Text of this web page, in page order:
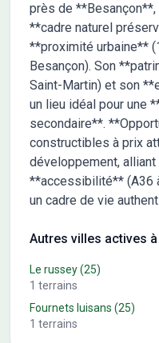
près de
**cadre naturel
**proximité urbaine**
Besançon). Son
Saint-Martin) et son
un lieu idéal pour une
secondaire**.
constructibles à prix
développement,
**accessibilité** (A36
un cadre de vie
Autres villes actives
Le russey(25)
1 terrains
Fournets luisans (25)
1 terrains